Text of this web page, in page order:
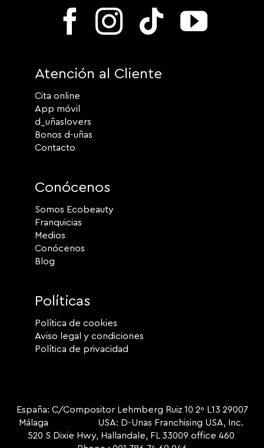
Atención al Cliente
Cita online
App móvil
d_uñaslovers
Bonos d-uñas
Contacto
Conócenos
Somos Ecobeauty
Franquicias
Medios
Conócenos
Blog
Políticas
Política de cookies
Aviso legal y condiciones
Política de privacidad
España: C/Compositor Lehmberg Ruiz 10 2º L13 29007
Málaga USA: D-Unas Franchising USA, Inc.
520 S Dixie Hwy, Hallandale, FL 33009 office 460